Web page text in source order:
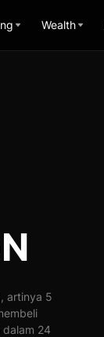
Wealth
artinya 5
dalam 24